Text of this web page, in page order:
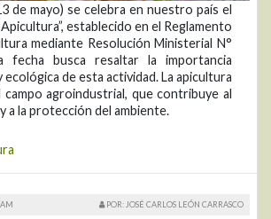
de mayo) se celebra en nuestro país el
establecido en el Reglamento
mediante Resolución Ministerial N°
fecha busca resaltar la importancia
ecológica de esta actividad. La apicultura
campo agroindustrial, que contribuye al
a la protección del ambiente.
POR: JOSÉ CARLOS LEÓN CARRASCO